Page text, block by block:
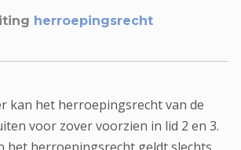
herroepingsrecht
kan het herroepingsrecht van de
voor zover voorzien in lid 2 en 3.